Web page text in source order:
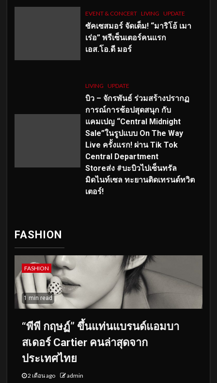
EVENT & CONCERT LIVING UPDATE
ซัคเซสมอร์ จัดเต็ม! “มาริโอ้ เมา
เร่อ” พรีเซ็นเตอร์คนแรก
เอส.โอ.ดี มอร์
LIVING UPDATE
บิว – จักรพันธ์ ร่วมสร้างปรากฏ
การณ์การช้อปสุดสนุก กับ
แคมเปญ “Central Midnight
Sale”ในรูปแบบ On The Way
Live ครั้งแรก! ผ่าน Tik Tok
Central Department
Storeส่ง #บะบิวไปเซ็นทรัล
มิดไนท์เซล ทะยานติดเทรนด์ทวิต
เตอร์!
FASHION
FASHION
1 min read
“พีพี กฤษฏ์” ขึ้นแท่นแบรนด์แอมบา
สเดอร์ Cartier คนล่าสุดจาก
ประเทศไทย
2 เดือน ago admin